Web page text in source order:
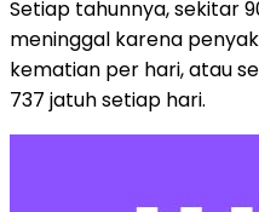
Setiap tahunnya, sekitar
meninggal karena
kematian per hari, atau
737 jatuh setiap hari.